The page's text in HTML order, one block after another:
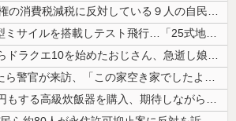
【ニュース】 高市政権の消費税減税に反対している９人の自民党議員が全て...
空自、謎の未確認大型ミサイルを搭載しテスト飛行…「25式地対艦誘導弾」...
【画像】70過ぎてからドラクエ10を始めたおじさん、急逝し娘に色々開示...
実家でお留守番してたら警官が来訪、「この家空き家でしたよね？」と問いか...
オシャレ家電の10万円もする高級炊飯器を購入、期待しながら御飯を炊いて...